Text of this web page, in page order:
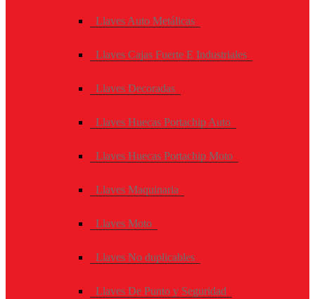
Llaves Auto Metálicas
Llaves Cajas Fuerte E Industriales
Llaves Decoradas
Llaves Huecas Portachip Auto
Llaves Huecas Portachip Moto
Llaves Maquinaria
Llaves Moto
Llaves No duplicables
Llaves De Punto y Seguridad